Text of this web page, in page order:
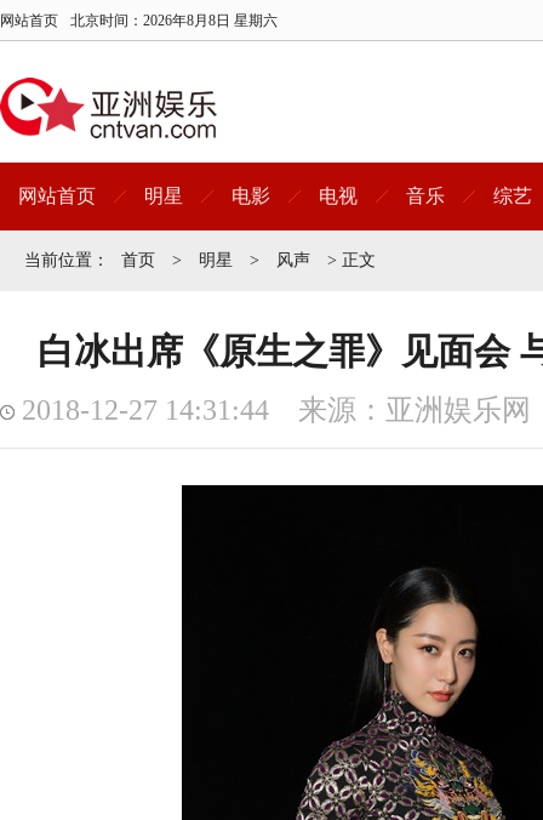
网站首页 北京时间： 2026年8月8日 星期六
网站首页 明星 电影 电视 音乐 综艺
当前位置： 首页 > 明星 > 风声 > 正文
白冰出席《原生之罪》见面会
2018-12-27 14:31:44 来源：亚洲娱乐网